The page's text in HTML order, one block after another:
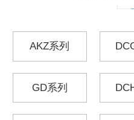
AKZ系列
GD系列